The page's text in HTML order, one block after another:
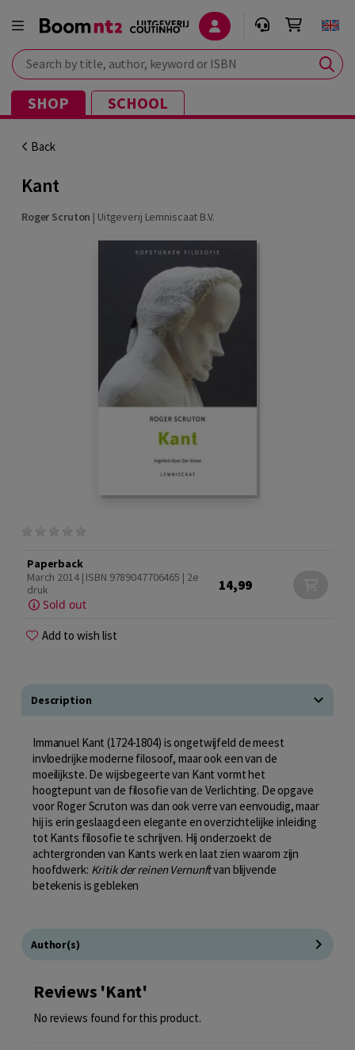
Search by title, author, keyword or ISBN
SHOP SCHOOL
Back
Kant
Roger Scruton | Uitgeverij Lemniscaat B.V.
Paperback
March 2014 | ISBN 9789047706465 | 2e
druk
Sold out
14,99
Add to wish list
Description
Immanuel Kant (1724-1804) is ongetwijfeld de meest
invloedrijke moderne filosoof, maar ook een van de
moeilijkste. De wijsbegeerte van Kant vormt het
hoogtepunt van de filosofie van de Verlichting. De opgave
voor Roger Scruton was dan ook verre van eenvoudig, maar
hij is erin geslaagd een elegante en overzichtelijke inleiding
tot Kants filosofie te schrijven. Hij onderzoekt de
achtergronden van Kants werk en laat zien waarom zijn
hoofdwerk: Kritik der reinen Vernunftvan blijvende
betekenis is gebleken
Author(s)
Reviews 'Kant'
No reviews found for this product.